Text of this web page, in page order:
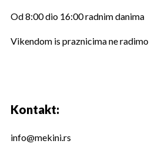
Od 8:00 dio 16:00 radnim danima
Vikendom is praznicima ne radimo
Kontakt:
info@mekini.rs